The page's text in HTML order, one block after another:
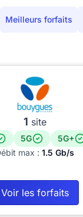
Meilleurs forfaits
1 site
5G
5G+
max : 1.5 Gb/s
Voir les forfaits